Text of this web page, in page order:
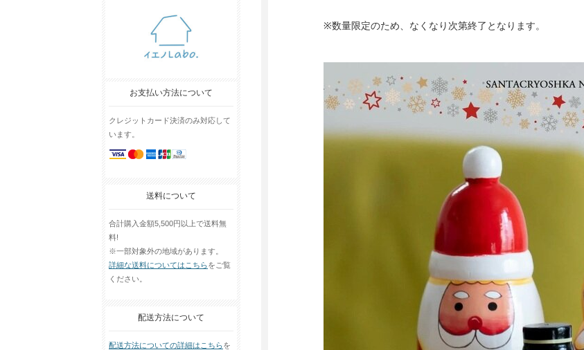
お支払い方法について
クレジットカード決済のみ対応して
います。
送料について
合計購入金額5,500円以上で送料無
料!
※一部対象外の地域があります。
詳細な送料についてはこちらをご覧
ください。
配送方法について
配送方法についての詳細はこちらを
※数量限定のため、なくなり次第終了となります。